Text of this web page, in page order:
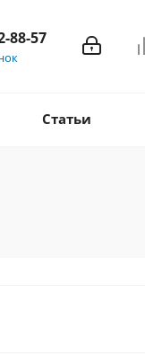
88-57
Статьи